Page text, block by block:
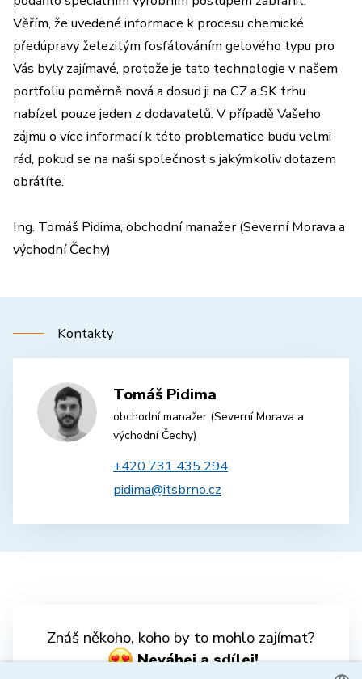
Věřím, že uvedené informace k procesu chemické
předúpravy železitým fosfátováním gelového typu pro
Vás byly zajímavé, protože je tato technologie v našem
portfoliu poměrně nová a dosud ji na CZ a SK trhu
nabízel pouze jeden z dodavatelů. V případě Vašeho
zájmu o více informací k této problematice budu velmi
rád, pokud se na naši společnost s jakýmkoliv dotazem
obrátíte.
Ing. Tomáš Pidima, obchodní manažer (Severní Morava a
východní Čechy)
Kontakty
Tomáš Pidima
obchodní manažer (Severní Morava a
východní Čechy)
+420 731 435 294
pidima@itsbrno.cz
Znáš někoho, koho by to mohlo zajímat?
Neváhej a sdílej!